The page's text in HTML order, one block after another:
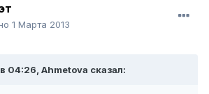
1 Марта 2013
04:26, Ahmetova сказал: